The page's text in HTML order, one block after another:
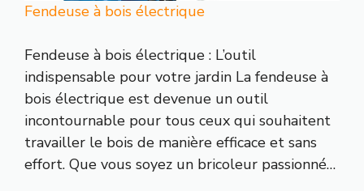
Fendeuse à bois électrique
Fendeuse à bois électrique : L’outil
indispensable pour votre jardin La fendeuse à
bois électrique est devenue un outil
incontournable pour tous ceux qui souhaitent
travailler le bois de manière efficace et sans
effort. Que vous soyez un bricoleur passionné…